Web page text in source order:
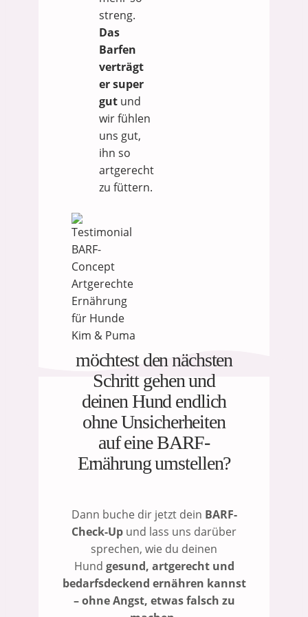
streng.
Das
Barfen
verträgt
er super
gut und
wir fühlen
uns gut,
ihn so
artgerecht
zu füttern.
Kim & Puma
möchtest den nächsten
Schritt gehen und
deinen Hund endlich
ohne Unsicherheiten
auf eine BARF-
Ernährung umstellen?
Dann buche dir jetzt dein BARF-
Check-Up und lass uns darüber
sprechen, wie du deinen
Hund gesund, artgerecht und
bedarfsdeckend ernähren kannst
– ohne Angst, etwas falsch zu